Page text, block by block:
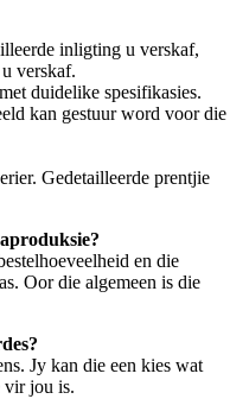
inligting u verskaf,
verskaf.
duidelike spesifikasies.
kan gestuur word voor die
Gedetailleerde prentjie
en die
Oor die algemeen is die
Jy kan die een kies wat
vir jou is.